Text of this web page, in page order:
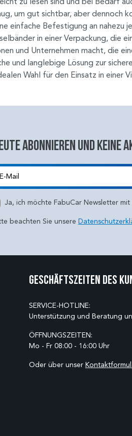
um gut sichtbar, aber dennoch
einfache Befestigung an nahezu
in einer Verpackung, die
und Unternehmen macht, die
und langlebige Lösung zur
Wahl für den Einsatz in
abonnieren und keine
Ja, ich möchte FabuCar Newsletter
beachten Sie unsere
Geschäftszeiten des
SERVICE-HOTLINE:
Unterstützung und Beratung
ÖFFNUNGSZEITEN:
Mo - Fr 08:00 - 16:00 Uhr
Oder über unser